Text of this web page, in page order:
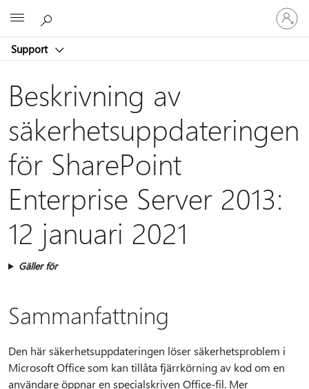
Support
Logga
in
på
konto
Beskrivning av
säkerhetsuppdateringen
för SharePoint
Enterprise Server 2013:
12 januari 2021
Gäller för
Sammanfattning
Den här säkerhetsuppdateringen löser säkerhetsproblem i
Microsoft Office som kan tillåta fjärrkörning av kod om en
användare öppnar en specialskriven Office-fil. Mer